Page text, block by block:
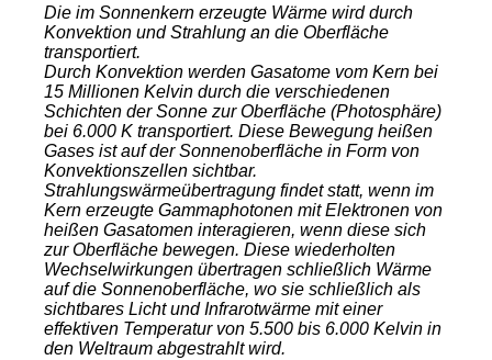
Die im Sonnenkern erzeugte Wärme wird durch
Konvektion und Strahlung an die Oberfläche
transportiert.
Durch Konvektion werden Gasatome vom Kern bei
15 Millionen Kelvin durch die verschiedenen
Schichten der Sonne zur Oberfläche (Photosphäre)
bei 6.000 K transportiert. Diese Bewegung heißen
Gases ist auf der Sonnenoberfläche in Form von
Konvektionszellen sichtbar.
Strahlungswärmeübertragung findet statt, wenn im
Kern erzeugte Gammaphotonen mit Elektronen von
heißen Gasatomen interagieren, wenn diese sich
zur Oberfläche bewegen. Diese wiederholten
Wechselwirkungen übertragen schließlich Wärme
auf die Sonnenoberfläche, wo sie schließlich als
sichtbares Licht und Infrarotwärme mit einer
effektiven Temperatur von 5.500 bis 6.000 Kelvin in
den Weltraum abgestrahlt wird.